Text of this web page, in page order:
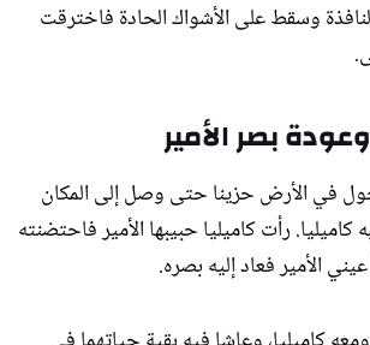
وسقط على الأشواك الحادة فاخترقت
بصر الأمير
في الأرض حزينا حتى وصل إلى المكان
رأت كاميليا حبيبها الأمير فاحتضنته
الأمير فعاد إليه بصره.